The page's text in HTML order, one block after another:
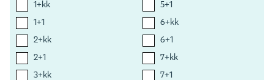
1+kk
1+1
2+kk
2+1
3+kk
5+1
6+kk
6+1
7+kk
7+1